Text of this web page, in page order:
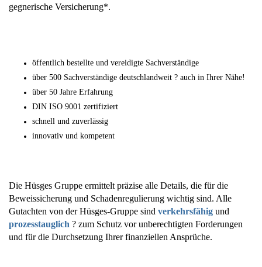
gegnerische Versicherung*.
öffentlich bestellte und vereidigte Sachverständige
über 500 Sachverständige deutschlandweit ? auch in Ihrer Nähe!
über 50 Jahre Erfahrung
DIN ISO 9001 zertifiziert
schnell und zuverlässig
innovativ und kompetent
Die Hüsges Gruppe ermittelt präzise alle Details, die für die
Beweissicherung und Schadenregulierung wichtig sind. Alle
Gutachten von der Hüsges-Gruppe sind verkehrsfähig und
prozesstauglich ? zum Schutz vor unberechtigten Forderungen
und für die Durchsetzung Ihrer finanziellen Ansprüche.